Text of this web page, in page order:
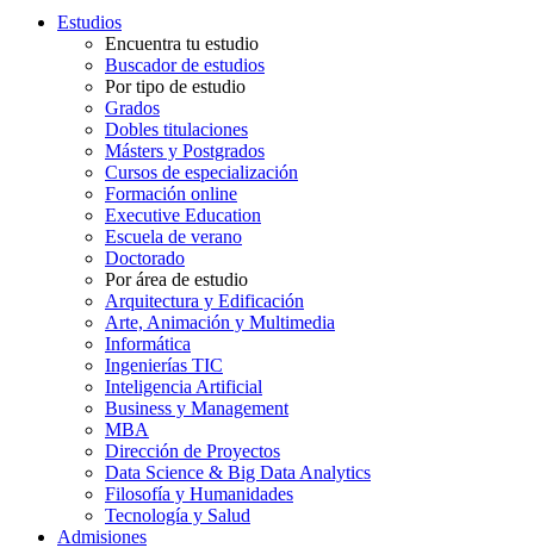
Estudios
Encuentra tu estudio
Buscador de estudios
Por tipo de estudio
Grados
Dobles titulaciones
Másters y Postgrados
Cursos de especialización
Formación online
Executive Education
Escuela de verano
Doctorado
Por área de estudio
Arquitectura y Edificación
Arte, Animación y Multimedia
Informática
Ingenierías TIC
Inteligencia Artificial
Business y Management
MBA
Dirección de Proyectos
Data Science & Big Data Analytics
Filosofía y Humanidades
Tecnología y Salud
Admisiones